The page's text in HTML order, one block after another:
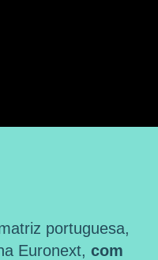
portuguesa,
Euronext, com